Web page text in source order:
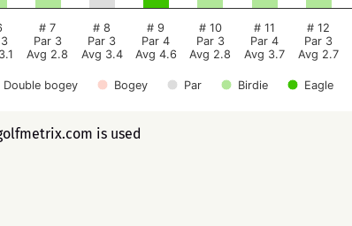
Double bogey Bogey Par Birdie Eagle
# 7
Par 3
Avg 2.8
# 8
Par 3
Avg 3.4
# 9
Par 4
Avg 4.6
# 10
Par 3
Avg 2.8
# 11
Par 4
Avg 3.7
# 12
Par 3
Avg 2.7
is used